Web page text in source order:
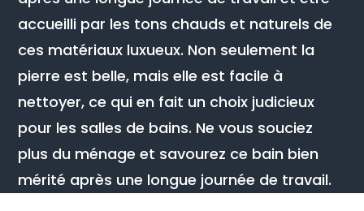
accueilli par les tons chauds et naturels de
ces matériaux luxueux. Non seulement la
pierre est belle, mais elle est facile à
nettoyer, ce qui en fait un choix judicieux
pour les salles de bains. Ne vous souciez
plus du ménage et savourez ce bain bien
mérité après une longue journée de travail.